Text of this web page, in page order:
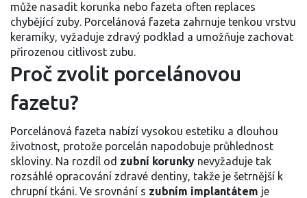
může nasadit korunka nebo fazeta often replaces
chybějící zuby. Porcelánová fazeta zahrnuje tenkou vrstvu
keramiky, vyžaduje zdravý podklad a umožňuje zachovat
přirozenou citlivost zubu.
Proč zvolit porcelánovou
fazetu?
Porcelánová fazeta nabízí vysokou estetiku a dlouhou
životnost, protože porcelán napodobuje průhlednost
skloviny. Na rozdíl od zubní korunky nevyžaduje tak
rozsáhlé opracování zdravé dentiny, takže je šetrnější k
chrupní tkáni. Ve srovnání s zubním implantátem je